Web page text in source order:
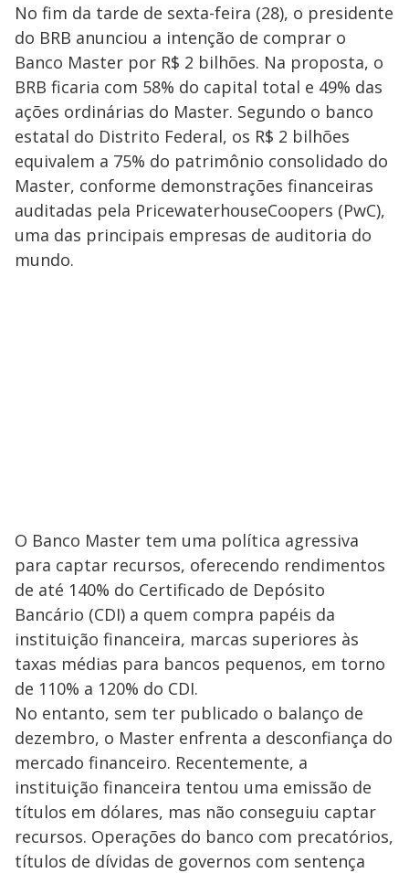
No fim da tarde de sexta-feira (28), o presidente
do BRB anunciou a intenção de comprar o
Banco Master por R$ 2 bilhões. Na proposta, o
BRB ficaria com 58% do capital total e 49% das
ações ordinárias do Master. Segundo o banco
estatal do Distrito Federal, os R$ 2 bilhões
equivalem a 75% do patrimônio consolidado do
Master, conforme demonstrações financeiras
auditadas pela PricewaterhouseCoopers (PwC),
uma das principais empresas de auditoria do
mundo.
O Banco Master tem uma política agressiva
para captar recursos, oferecendo rendimentos
de até 140% do Certificado de Depósito
Bancário (CDI) a quem compra papéis da
instituição financeira, marcas superiores às
taxas médias para bancos pequenos, em torno
de 110% a 120% do CDI.
No entanto, sem ter publicado o balanço de
dezembro, o Master enfrenta a desconfiança do
mercado financeiro. Recentemente, a
instituição financeira tentou uma emissão de
títulos em dólares, mas não conseguiu captar
recursos. Operações do banco com precatórios,
títulos de dívidas de governos com sentença